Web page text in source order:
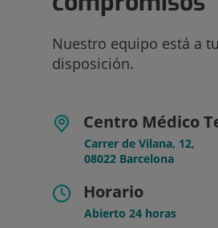
Nuestro equipo está a
disposición.
Centro Médico
Carrer de Vilana, 12,
08022 Barcelona
Horario
Abierto 24 horas